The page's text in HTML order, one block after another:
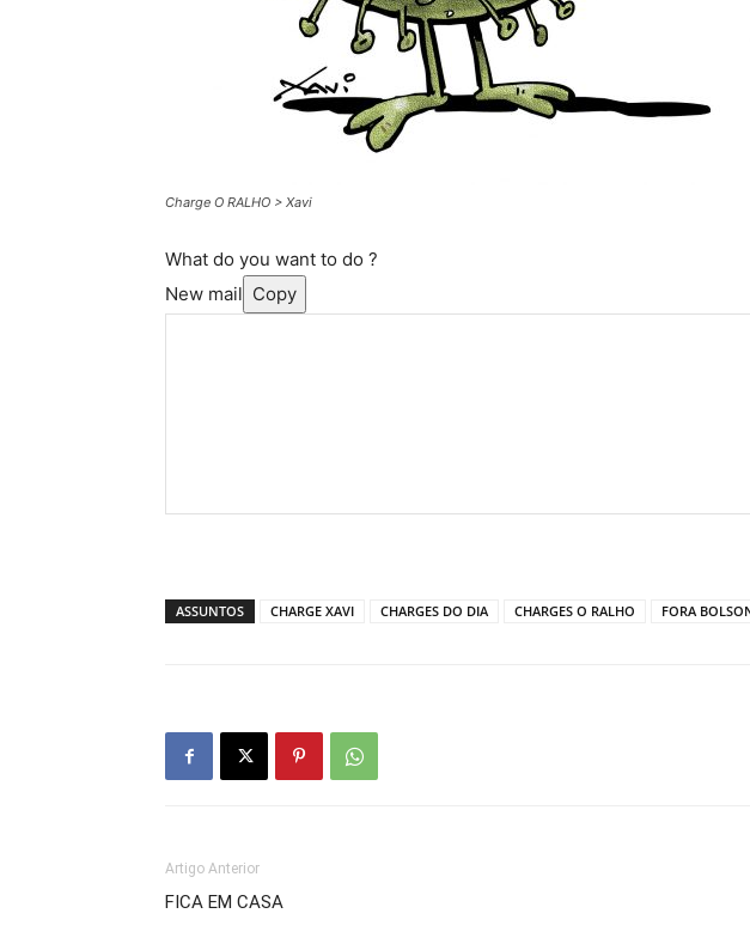
Charge O RALHO > Xavi
What do you want to do ?
New mail Copy
ASSUNTOS CHARGE XAVI CHARGES DO DIA CHARGES O RALHO FORA
Artigo Anterior
FICA EM CASA